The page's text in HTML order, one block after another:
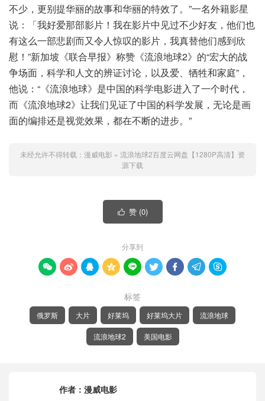
不少，更别提华丽的故事和华丽的特效了。”一名外籍影星
说：「我好爱那部影片！我在影片中见过不少好友，他们也
有这么一部悲剧而又令人惊叹的影片，我真替他们感到欣
慰！”新加坡《联合早报》称赞《流浪地球2》的“宏大的战
争场面，科学和人文的辨证讨论，以及爱、牺牲和家庭”，
他说：“《流浪地球》是中国的科学电影进入了一个时代，
而《流浪地球2》让我们见证了中国的科学发展，无论是画
面的编排还是视觉效果，都在不断的进步。”
未经允许不得转载： 漫威电影 » 流浪地球2百度云网盘【1280P高清】资
源下载
 赞 (0)
分享到
        
标签
俄罗斯 大片 好莱坞 好莱坞大片 流浪地球
流浪地球2 美国电影
作者： 漫威电影